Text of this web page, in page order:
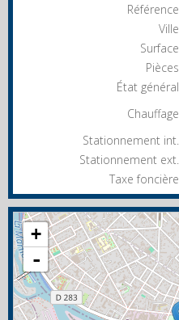
Référence
Ville
Surface
Pièces
État général
Chauffage
Stationnement int.
Stationnement ext.
Taxe foncière
+
-